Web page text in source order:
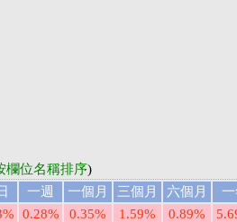
欄位名稱排序)
一週 一個月 三個月 六個月
0.28% 0.35% 1.59% 0.89%